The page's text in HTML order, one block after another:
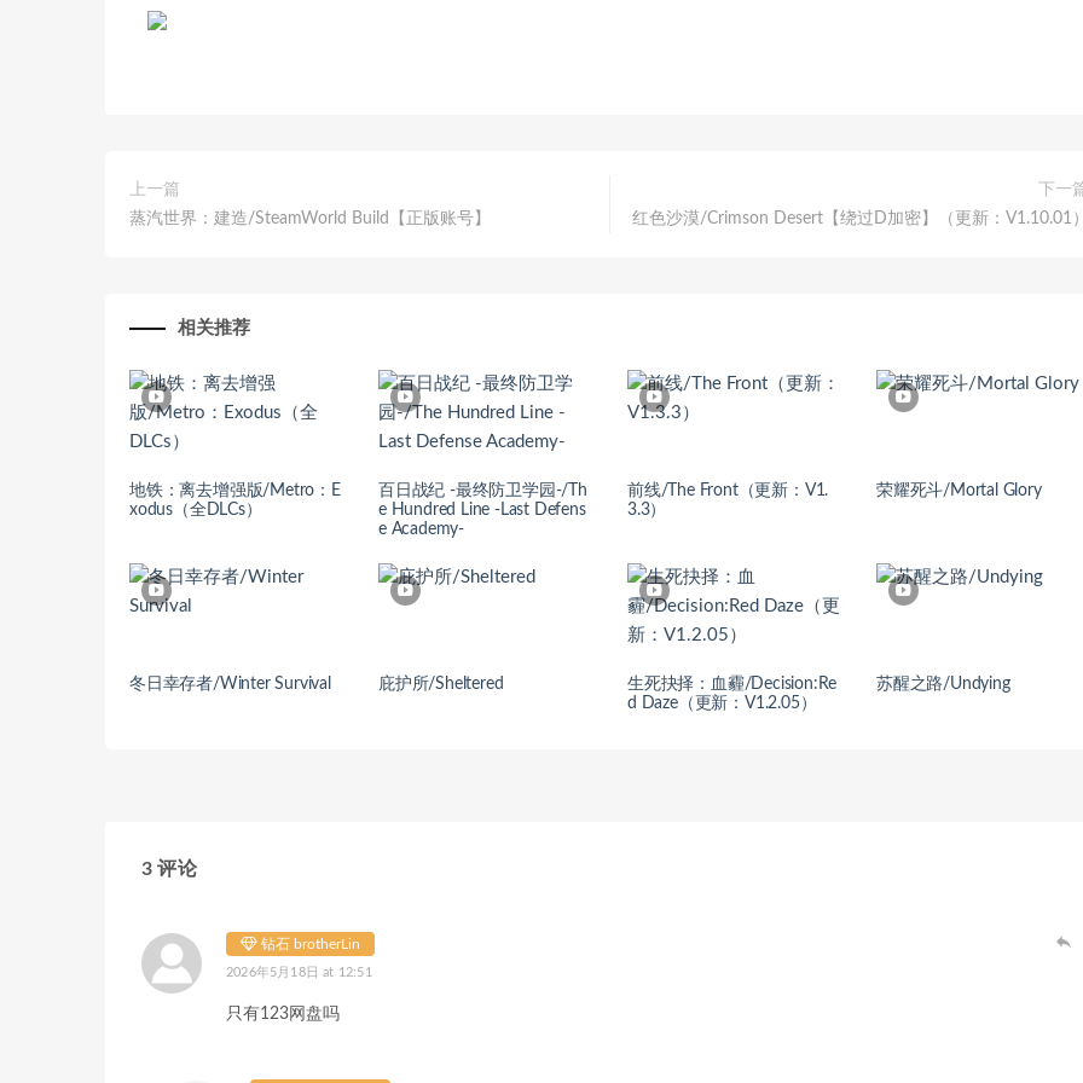
上一篇
蒸汽世界：建造/SteamWorld Build【正版账号】
下一
红色沙漠/Crimson Desert【绕过D加密】（更新：V1.10.01
相关推荐
地铁：离去增强版/Metro：E
xodus（全DLCs）
百日战纪 -最终防卫学园-/Th
e Hundred Line -Last Defens
e Academy-
前线/The Front（更新：V1.
3.3）
荣耀死斗/Mortal Glory
冬日幸存者/Winter Survival 庇护所/Sheltered
生死抉择：血霾/Decision:Re
d Daze（更新：V1.2.05）
苏醒之路/Undying
3 评论
钻石 brotherLin
2026年5月18日 at 12:51
只有123网盘吗